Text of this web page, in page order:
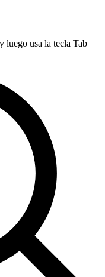
luego usa la tecla Tab